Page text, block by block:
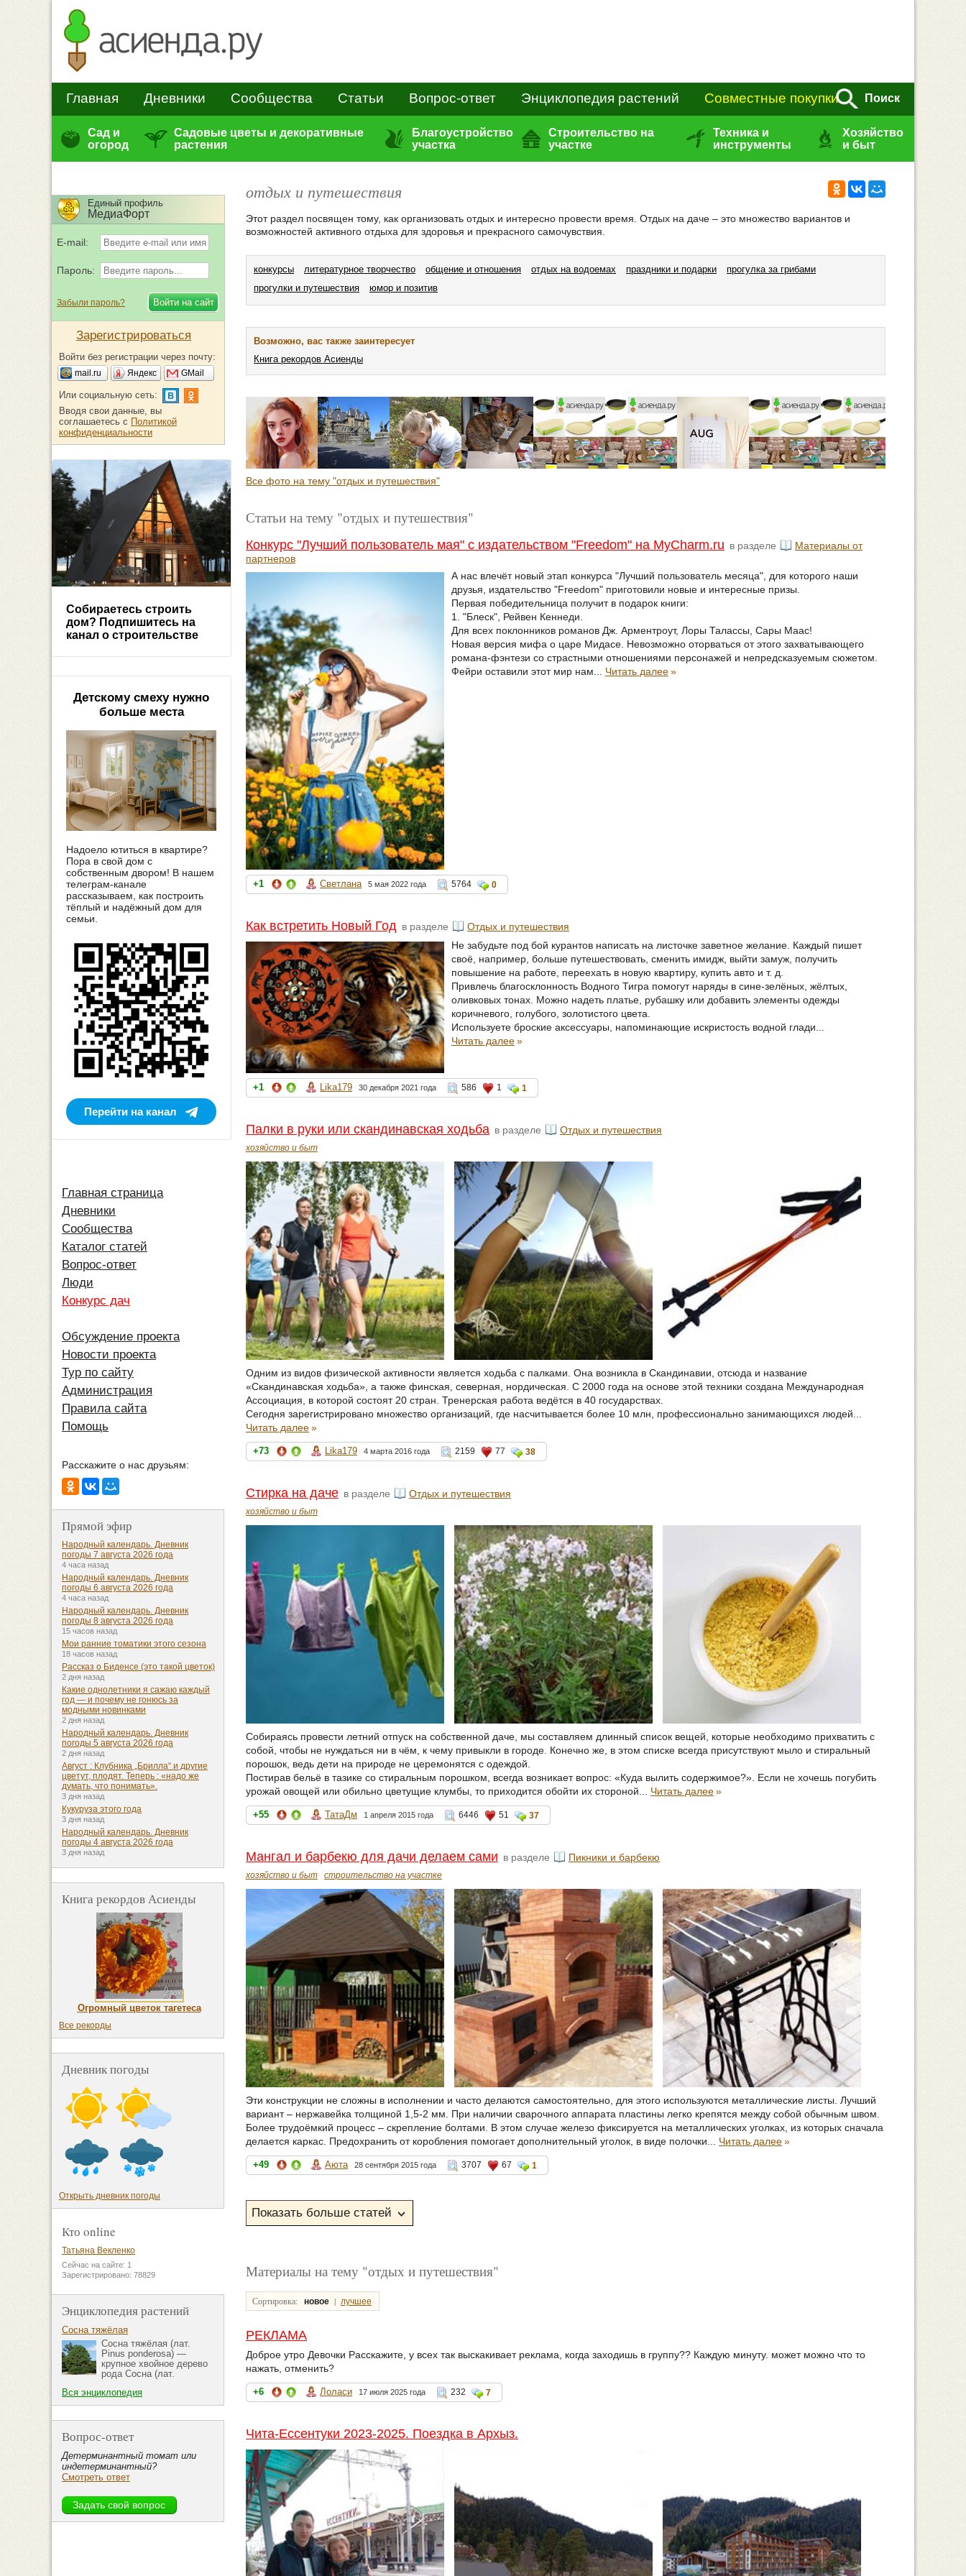
Главная Дневники Сообщества Статьи Вопрос-ответ Энциклопедия растений Совместные покупки Поиск
Сад и
огород
Садовые цветы и декоративные
растения
Благоустройство
участка
Строительство на
участке
Техника и
инструменты
Хозяйство
и быт
отдых и путешествия
Этот раздел посвящен тому, как организовать отдых и интересно провести время. Отдых на даче – это множество вариантов и
возможностей активного отдыха для здоровья и прекрасного самочувствия.
конкурсы литературное творчество общение и отношения отдых на водоемах праздники и подарки
прогулка за грибами
прогулки и путешествия
юмор и позитив
Возможно, вас также заинтересует
Книга рекордов Асиенды
Все фото на тему "отдых и путешествия"
Статьи на тему "отдых и путешествия"
Конкурс "Лучший пользователь мая" с издательством "Freedom" на MyCharm.ru в разделе
Материалы от
партнеров
А нас влечёт новый этап конкурса "Лучший пользователь месяца", для которого наши
друзья, издательство "Freedom" приготовили новые и интересные призы.
Первая победительница получит в подарок книги:
1. "Блеск", Рейвен Кеннеди.
Для всех поклонников романов Дж. Арментроут, Лоры Талассы, Сары Маас!
Новая версия мифа о царе Мидасе. Невозможно оторваться от этого захватывающего
романа-фэнтези со страстными отношениями персонажей и непредсказуемым сюжетом.
Фейри оставили этот мир нам... Читать далее»
+1 Светлана 5 мая 2022 года 5764 0
Как встретить Новый Год в разделе
Отдых и путешествия
Не забудьте под бой курантов написать на листочке заветное желание. Каждый пишет
своё, например, больше путешествовать, сменить имидж, выйти замуж, получить
повышение на работе, переехать в новую квартиру, купить авто и т. д.
Привлечь благосклонность Водного Тигра помогут наряды в сине-зелёных, жёлтых,
оливковых тонах. Можно надеть платье, рубашку или добавить элементы одежды
коричневого, голубого, золотистого цвета.
Используете броские аксессуары, напоминающие искристость водной глади...
Читать далее»
+1 Lika179 30 декабря 2021 года 586 1 1
Палки в руки или скандинавская ходьба в разделе Отдых и путешествия
хозяйство и быт
Одним из видов физической активности является ходьба с палками. Она возникла в Скандинавии, отсюда и название
«Скандинавская ходьба», а также финская, северная, нордическая. С 2000 года на основе этой техники создана Международная
Ассоциация, в которой состоят 20 стран. Тренерская работа ведётся в 40 государствах.
Сегодня зарегистрировано множество организаций, где насчитывается более 10 млн, профессионально занимающихся людей...
Читать далее»
+73 Lika179 4 марта 2016 года 2159 77 38
Стирка на даче в разделе Отдых и путешествия
хозяйство и быт
Собираясь провести летний отпуск на собственной даче, мы составляем длинный список вещей, которые необходимо прихватить с
собой, чтобы не нуждаться ни в чём, к чему привыкли в городе. Конечно же, в этом списке всегда присутствуют мыло и стиральный
порошок, ведь дети на природе не церемонятся с одеждой.
Постирав бельё в тазике со стиральным порошком, всегда возникает вопрос: «Куда вылить содержимое?». Если не хочешь погубить
урожай овощей или обильно цветущие клумбы, то приходится обойти их стороной... Читать далее»
+55 ТатаДм 1 апреля 2015 года 6446 51 37
Мангал и барбекю для дачи делаем сами в разделе Пикники и барбекю
хозяйство и быт строительство на участке
Эти конструкции не сложны в исполнении и часто делаются самостоятельно, для этого используются металлические листы. Лучший
вариант – нержавейка толщиной 1,5-2 мм. При наличии сварочного аппарата пластины легко крепятся между собой обычным швом.
Более трудоёмкий процесс – скрепление болтами. В этом случае железо фиксируется на металлических уголках, из которых сначала
делается каркас. Предохранить от коробления помогает дополнительный уголок, в виде полочки... Читать далее»
+49 Аюта 28 сентября 2015 года 3707 67 1
Материалы на тему "отдых и путешествия"
Сортировка: новое | лучшее
РЕКЛАМА
Доброе утро Девочки Расскажите, у всех так выскакивает реклама, когда заходишь в группу?? Каждую минуту. может можно что то
нажать, отменить?
+6 Лоласи 17 июля 2025 года 232 7
Чита-Ессентуки 2023-2025. Поездка в Архыз.
Единый профиль
МедиаФорт
E-mail:
Пароль:
Забыли пароль?
Зарегистрироваться
Войти без регистрации через почту:
mail.ru Яндекс GMail
Или социальную сеть:
Вводя свои данные, вы
соглашаетесь с Политикой
конфиденциальности
Собираетесь строить
дом? Подпишитесь на
канал о строительстве
Детскому смеху нужно
больше места
Надоело ютиться в квартире?
Пора в свой дом с
собственным двором! В нашем
телеграм-канале
рассказываем, как построить
тёплый и надёжный дом для
семьи.
Перейти на канал
Главная страница
Дневники
Сообщества
Каталог статей
Вопрос-ответ
Люди
Конкурс дач
Обсуждение проекта
Новости проекта
Тур по сайту
Администрация
Правила сайта
Помощь
Расскажите о нас друзьям:
Прямой эфир
Народный календарь. Дневник
погоды 7 августа 2026 года
4 часа назад
Народный календарь. Дневник
погоды 6 августа 2026 года
4 часа назад
Народный календарь. Дневник
погоды 8 августа 2026 года
15 часов назад
Мои ранние томатики этого сезона
18 часов назад
Рассказ о Биденсе (это такой цветок)
2 дня назад
Какие однолетники я сажаю каждый
год — и почему не гонюсь за
модными новинками
2 дня назад
Народный календарь. Дневник
погоды 5 августа 2026 года
2 дня назад
Август : Клубника „Брилла“ и другие
цветут, плодят. Теперь : «надо же
думать, что понимать».
3 дня назад
Кукуруза этого года
3 дня назад
Народный календарь. Дневник
погоды 4 августа 2026 года
3 дня назад
Книга рекордов Асиенды
Огромный цветок тагетеса
Все рекорды
Дневник погоды
Открыть дневник погоды
Кто online
Татьяна Векленко
Сейчас на сайте: 1
Зарегистрировано: 78829
Энциклопедия растений
Сосна тяжёлая
Сосна тяжёлая (лат.
Pinus ponderosa) —
крупное хвойное дерево
рода Сосна (лат.
Вся энциклопедия
Вопрос-ответ
Детерминантный томат или
индетерминантный?
Смотреть ответ